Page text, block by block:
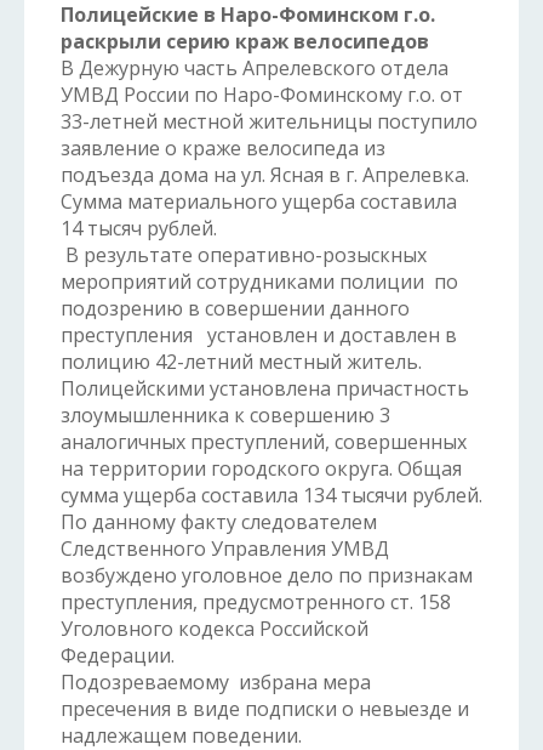
Полицейские в Наро-Фоминском г.о.
раскрыли серию краж велосипедов
В Дежурную часть Апрелевского отдела
УМВД России по Наро-Фоминскому г.о. от
33-летней местной жительницы поступило
заявление о краже велосипеда из
подъезда дома на ул. Ясная в г. Апрелевка.
Сумма материального ущерба составила
14 тысяч рублей.
В результате оперативно-розыскных
мероприятий сотрудниками полиции по
подозрению в совершении данного
преступления установлен и доставлен в
полицию 42-летний местный житель.
Полицейскими установлена причастность
злоумышленника к совершению 3
аналогичных преступлений, совершенных
на территории городского округа. Общая
сумма ущерба составила 134 тысячи рублей.
По данному факту следователем
Следственного Управления УМВД
возбуждено уголовное дело по признакам
преступления, предусмотренного ст. 158
Уголовного кодекса Российской
Федерации.
Подозреваемому избрана мера
пресечения в виде подписки о невыезде и
надлежащем поведении.